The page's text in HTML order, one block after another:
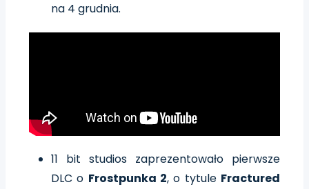
na 4 grudnia.
11 bit studios zaprezentowało pierwsze
DLC o Frostpunka 2, o tytule Fractured